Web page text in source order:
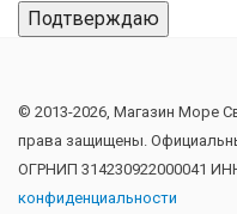
Подтверждаю
© 2013-2026, Магазин Море
права защищены.
ОГРНИП 314230922000041
конфиденциальности